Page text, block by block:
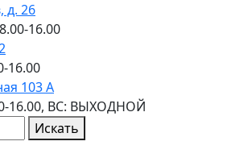
д. 26
16.00
16.00
103 А
16.00, ВС: ВЫХОДНОЙ
Искать